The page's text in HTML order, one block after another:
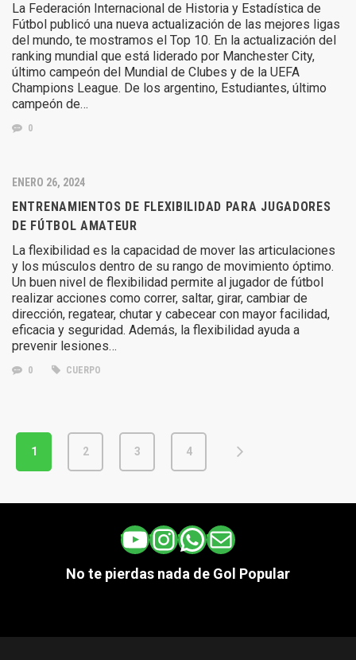
La Federación Internacional de Historia y Estadística de
Fútbol publicó una nueva actualización de las mejores ligas
del mundo, te mostramos el Top 10. En la actualización del
ranking mundial que está liderado por Manchester City,
último campeón del Mundial de Clubes y de la UEFA
Champions League. De los argentino, Estudiantes, último
campeón de…
0
ENERO 26, 2024
ENTRENAMIENTOS DE FLEXIBILIDAD PARA JUGADORES
DE FÚTBOL AMATEUR
La flexibilidad es la capacidad de mover las articulaciones
y los músculos dentro de su rango de movimiento óptimo.
Un buen nivel de flexibilidad permite al jugador de fútbol
realizar acciones como correr, saltar, girar, cambiar de
dirección, regatear, chutar y cabecear con mayor facilidad,
eficacia y seguridad. Además, la flexibilidad ayuda a
prevenir lesiones…
0 CUERPO
1 2 3 4
YouTube
Instagram
WhatsApp
Correo electrónico
No te pierdas nada de Gol Popular